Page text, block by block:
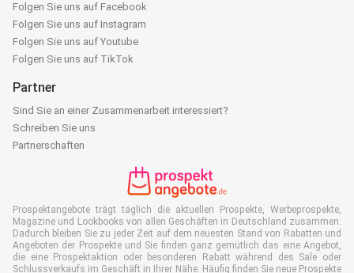
Folgen Sie uns auf Facebook
Folgen Sie uns auf Instagram
Folgen Sie uns auf Youtube
Folgen Sie uns auf TikTok
Partner
Sind Sie an einer Zusammenarbeit interessiert?
Schreiben Sie uns
Partnerschaften
Prospektangebote trägt täglich die aktuellen Prospekte, Werbeprospekte,
Magazine und Lookbooks von allen Geschäften in Deutschland zusammen.
Dadurch bleiben Sie zu jeder Zeit auf dem neuesten Stand von Rabatten und
Angeboten der Prospekte und Sie finden ganz gemütlich das eine Angebot,
die eine Prospektaktion oder besonderen Rabatt während des Sale oder
Schlussverkaufs im Geschäft in Ihrer Nähe. Häufig finden Sie neue Prospekte